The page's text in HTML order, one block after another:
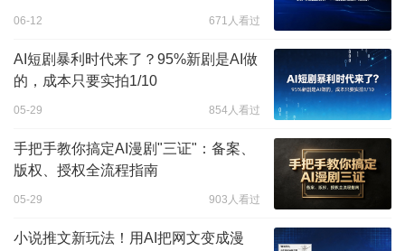
06-12 671人看过
AI短剧暴利时代来了？95%新剧是AI做
的，成本只要实拍1/10
05-29 854人看过
手把手教你搞定AI漫剧"三证"：备案、
版权、授权全流程指南
05-29 903人看过
小说推文新玩法！用AI把网文变成漫